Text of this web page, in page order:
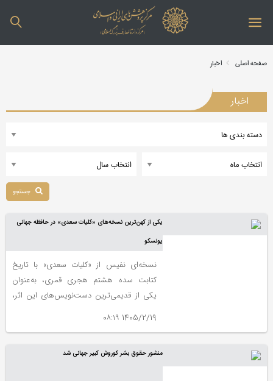
صفحه اصلی اخبار
اخبار
یکی از کهن‌ترین نسخه‌های «کلیات سعدی» در حافظه جهانی
یونسکو
نسخه‌ای نفیس از «کلیات سعدی» با تاریخ
کتابت سده هشتم هجری قمری، به‌عنوان
یکی از قدیمی‌ترین دست‌نویس‌های این اثر،
1405/2/19 ۰۸:۱۹
منشور حقوق بشر کوروش کبیر جهانی شد